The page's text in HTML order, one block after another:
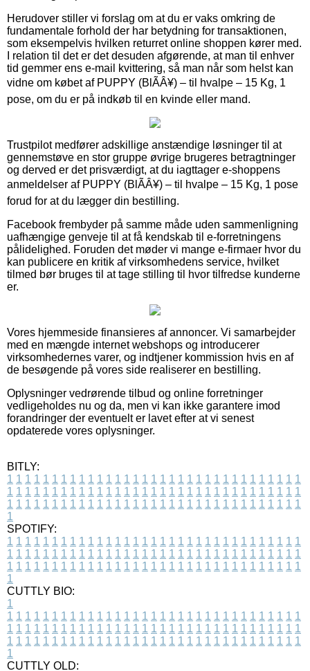
Herudover stiller vi forslag om at du er vaks omkring de
fundamentale forhold der har betydning for transaktionen,
som eksempelvis hvilken returret online shoppen kører med.
I relation til det er det desuden afgørende, at man til enhver
tid gemmer ens e-mail kvittering, så man når som helst kan
vidne om købet af PUPPY (BlÃÂ¥) – til hvalpe – 15 Kg, 1
pose, om du er på indkøb til en kvinde eller mand.
Trustpilot medfører adskillige anstændige løsninger til at
gennemstøve en stor gruppe øvrige brugeres betragtninger
og derved er det prisværdigt, at du iagttager e-shoppens
anmeldelser af PUPPY (BlÃÂ¥) – til hvalpe – 15 Kg, 1 pose
forud for at du lægger din bestilling.
Facebook frembyder på samme måde uden sammenligning
uafhængige genveje til at få kendskab til e-forretningens
pålidelighed. Foruden det møder vi mange e-firmaer hvor du
kan publicere en kritik af virksomhedens service, hvilket
tilmed bør bruges til at tage stilling til hvor tilfredse kunderne
er.
Vores hjemmeside finansieres af annoncer. Vi samarbejder
med en mængde internet webshops og introducerer
virksomhedernes varer, og indtjener kommission hvis en af
de besøgende på vores side realiserer en bestilling.
Oplysninger vedrørende tilbud og online forretninger
vedligeholdes nu og da, men vi kan ikke garantere imod
forandringer der eventuelt er lavet efter at vi senest
opdaterede vores oplysninger.
BITLY:
1 1 1 1 1 1 1 1 1 1 1 1 1 1 1 1 1 1 1 1 1 1 1 1 1 1 1 1 1 1 1 1 1
1 1 1 1 1 1 1 1 1 1 1 1 1 1 1 1 1 1 1 1 1 1 1 1 1 1 1 1 1 1 1 1 1
1 1 1 1 1 1 1 1 1 1 1 1 1 1 1 1 1 1 1 1 1 1 1 1 1 1 1 1 1 1 1 1 1
1
SPOTIFY:
1 1 1 1 1 1 1 1 1 1 1 1 1 1 1 1 1 1 1 1 1 1 1 1 1 1 1 1 1 1 1 1 1
1 1 1 1 1 1 1 1 1 1 1 1 1 1 1 1 1 1 1 1 1 1 1 1 1 1 1 1 1 1 1 1 1
1 1 1 1 1 1 1 1 1 1 1 1 1 1 1 1 1 1 1 1 1 1 1 1 1 1 1 1 1 1 1 1 1
1
CUTTLY BIO:
1
1 1 1 1 1 1 1 1 1 1 1 1 1 1 1 1 1 1 1 1 1 1 1 1 1 1 1 1 1 1 1 1 1
1 1 1 1 1 1 1 1 1 1 1 1 1 1 1 1 1 1 1 1 1 1 1 1 1 1 1 1 1 1 1 1 1
1 1 1 1 1 1 1 1 1 1 1 1 1 1 1 1 1 1 1 1 1 1 1 1 1 1 1 1 1 1 1 1 1
1
CUTTLY OLD: